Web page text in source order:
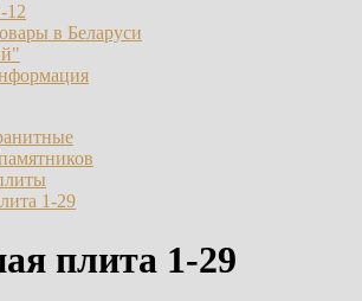
12
в Беларуси
1-29
плита 1-29